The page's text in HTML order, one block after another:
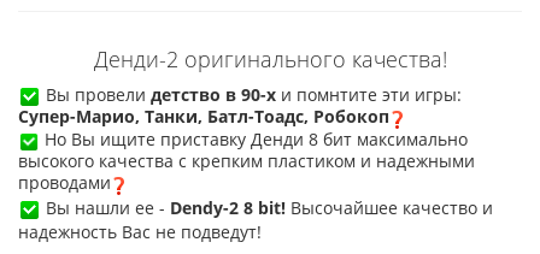
Денди-2 оригинального качества!
Вы провели детство в 90-х и помнтите эти игры:
Супер-Марио, Танки, Батл-Тоадс, Робокоп
Но Вы ищите приставку Денди 8 бит максимально
высокого качества с крепким пластиком и надежными
проводами
Вы нашли ее - Dendy-2 8 bit! Высочайшее качество и
надежность Вас не подведут!